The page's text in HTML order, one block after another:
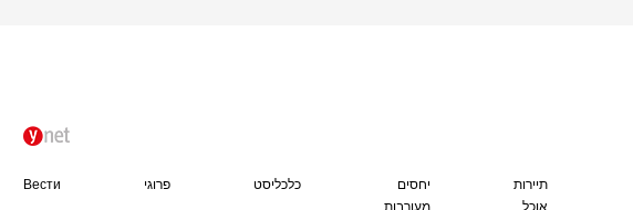
תיירות
יחסים
כלכליסט פרוגי Вести